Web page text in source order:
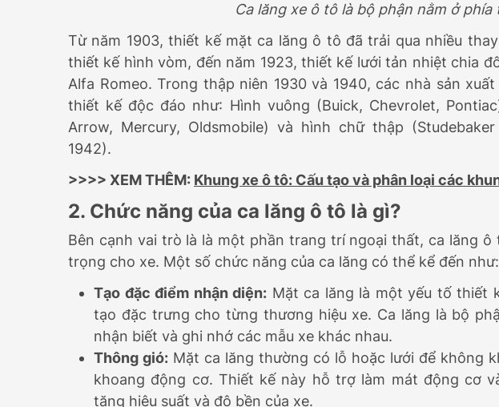
Ca lăng xe ô tô là bộ phận nằm ở phía
Từ năm 1903, thiết kế mặt ca lăng ô tô đã trải qua nhiều
thiết kế hình vòm, đến năm 1923, thiết kế lưới tản nhiệt chia
Alfa Romeo. Trong thập niên 1930 và 1940, các nhà sản
thiết kế độc đáo như: Hình vuông (Buick, Chevrolet,
Arrow, Mercury, Oldsmobile) và hình chữ thập
1942).
>>>> XEM THÊM: Khung xe ô tô: Cấu tạo và phân loại các
2. Chức năng của ca lăng ô tô là gì?
Bên cạnh vai trò là là một phần trang trí ngoại thất, ca lăng ô
trọng cho xe. Một số chức năng của ca lăng có thể kể đến như:
Tạo đặc điểm nhận diện: Mặt ca lăng là một yếu tố thiết
tạo đặc trưng cho từng thương hiệu xe. Ca lăng là bộ
nhận biết và ghi nhớ các mẫu xe khác nhau.
Thông gió: Mặt ca lăng thường có lỗ hoặc lưới để không
khoang động cơ. Thiết kế này hỗ trợ làm mát động cơ
tăng hiệu suất và độ bền của xe.